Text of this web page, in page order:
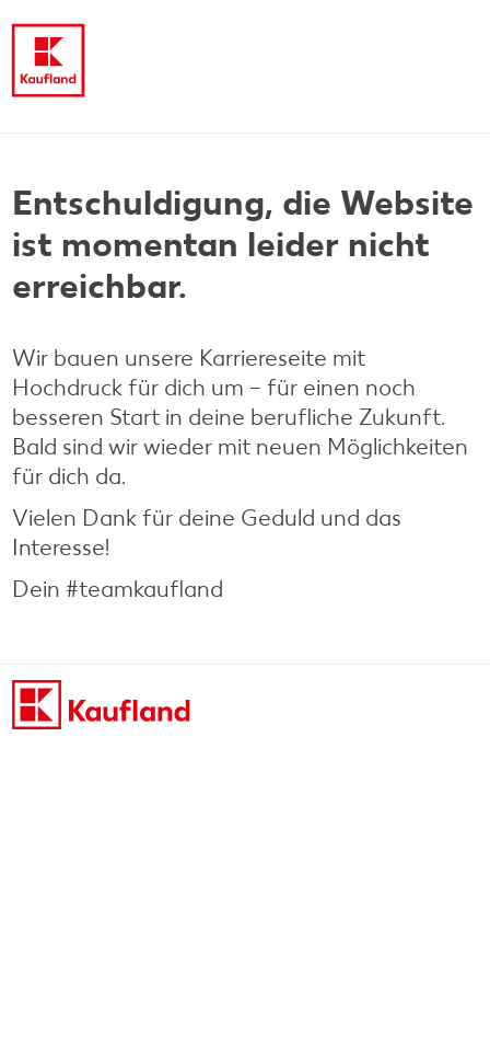
Entschuldigung, die Website
ist momentan leider nicht
erreichbar.
Wir bauen unsere Karriereseite mit
Hochdruck für dich um – für einen noch
besseren Start in deine berufliche Zukunft.
Bald sind wir wieder mit neuen Möglichkeiten
für dich da.
Vielen Dank für deine Geduld und das
Interesse!
Dein #teamkaufland